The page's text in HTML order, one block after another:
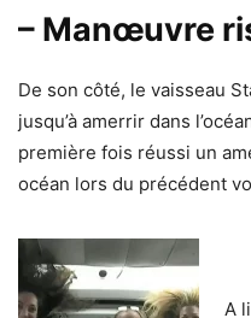
– Manœuvre
De son côté, le vaisseau
jusqu’à amerrir dans
première fois réussi un
océan lors du précédent
A